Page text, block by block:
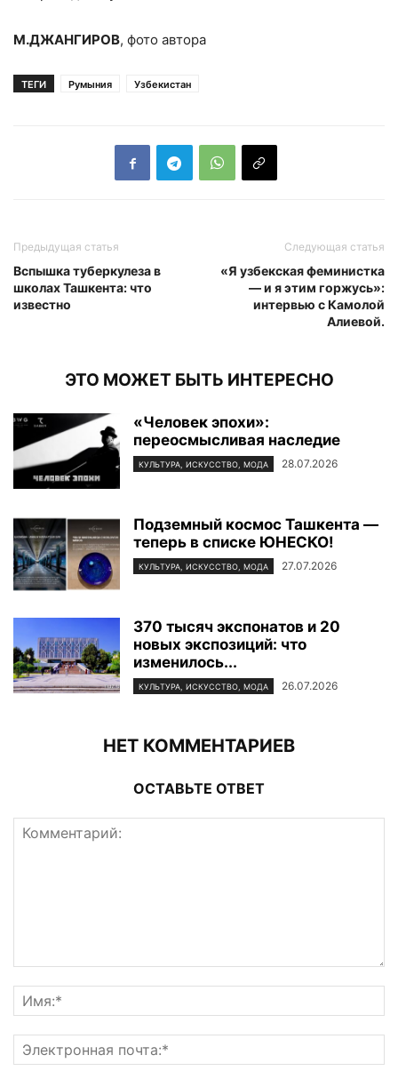
М.ДЖАНГИРОВ, фото автора
ТЕГИ Румыния Узбекистан
Предыдущая статья
Вспышка туберкулеза в
школах Ташкента: что
известно
Следующая статья
«Я узбекская феминистка
— и я этим горжусь»:
интервью с Камолой
Алиевой.
ЭТО МОЖЕТ БЫТЬ ИНТЕРЕСНО
«Человек эпохи»:
переосмысливая наследие
КУЛЬТУРА, ИСКУССТВО, МОДА 28.07.2026
Подземный космос Ташкента —
теперь в списке ЮНЕСКО!
КУЛЬТУРА, ИСКУССТВО, МОДА 27.07.2026
370 тысяч экспонатов и 20
новых экспозиций: что
изменилось...
КУЛЬТУРА, ИСКУССТВО, МОДА 26.07.2026
НЕТ КОММЕНТАРИЕВ
ОСТАВЬТЕ ОТВЕТ